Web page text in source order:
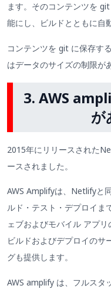
ます。そのコンテンツを
能にし、ビルドとともに自
コンテンツを git に保存す
はデータのサイズの制限が
3. AWS
が
2015年にリリースされた
ースされました。
AWS Amplifyは、Netlifyと
ルド・テスト・デプロイま
ェブおよびモバイル アプリ
ビルドおよびデプロイのサ
グも提供します。
AWS amplify は、フルスタ